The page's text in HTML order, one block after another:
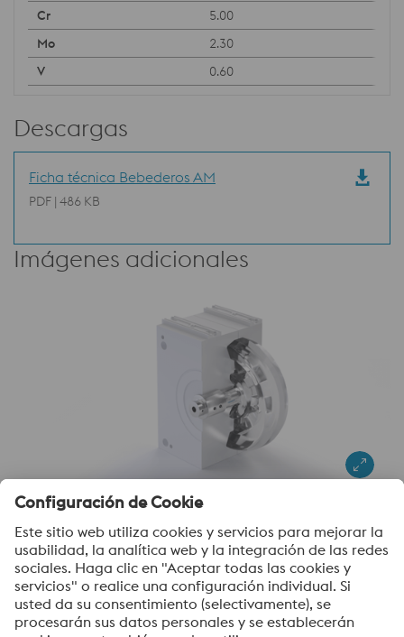
5.00
2.30
0.60
Descargas
Ficha técnica Bebederos AM
PDF | 486 KB
Imágenes adicionales